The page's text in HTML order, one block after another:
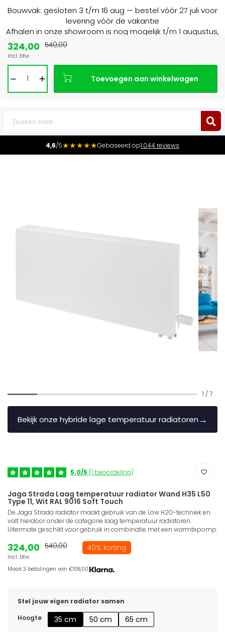
Bouwvak: gesloten 3 t/m 16 aug — bestel vóór 27 juli voor
levering vóór de vakantie
Afhalen in onze showroom is nog mogelijk t/m 1 augustus,
4,6/5★★★★★Gebaseerd op1.044 reviews
1 / 7
Bekijk onze hybride lage temperatuur radiatoren→
5.0/5 (1 beoordeling)
Jaga Strada Laag temperatuur radiator Wand H35 L50
Type 11, Wit RAL 9016 Soft Touch
De Jaga Strada radiator maakt gebruik van de Low H2O-techniek en
valt hierdoor onder de categorie laag temperatuur radiatoren.
Uitermate geschikt voor gebruik in combinatie met een warmtepomp.
324,00
Incl. btw
540,00 40% korting
Maak 3 betalingen van €108,00.
Stel jouw eigen radiator samen
Hoogte
35 cm 50 cm 65 cm
324,00
Incl. btw
540,00
Toevoegen aan winkelwagen